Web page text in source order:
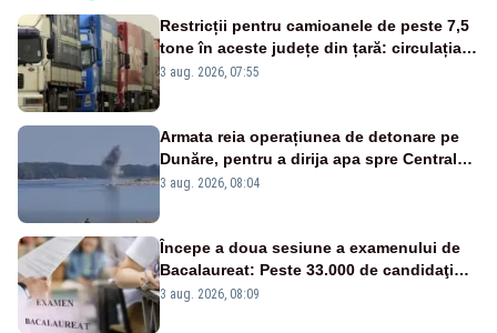
Restricții pentru camioanele de peste 7,5
tone în aceste județe din țară: circulația
este interzisă luni, între orele 12:00 și
3 aug. 2026, 07:55
Armata reia operațiunea de detonare pe
Dunăre, pentru a dirija apa spre Centrala
Cernavodă
3 aug. 2026, 08:04
Începe a doua sesiune a examenului de
Bacalaureat: Peste 33.000 de candidaţi
înscrişi
3 aug. 2026, 08:09